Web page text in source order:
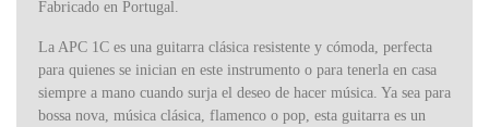
Fabricado en Portugal.
La APC 1C es una guitarra clásica resistente y cómoda, perfecta
para quienes se inician en este instrumento o para tenerla en casa
siempre a mano cuando surja el deseo de hacer música. Ya sea para
bossa nova, música clásica, flamenco o pop, esta guitarra es un